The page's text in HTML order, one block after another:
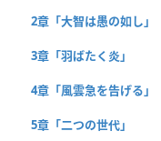
2章「大智は愚の如し」
3章「羽ばたく炎」
4章「風雲急を告げる」
5章「二つの世代」